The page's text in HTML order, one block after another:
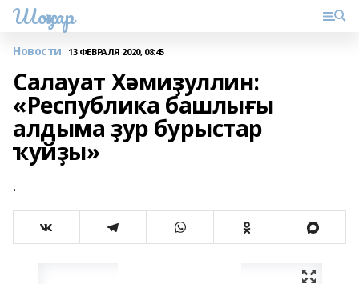
Шоңҡар
Новости 13 ФЕВРАЛЯ 2020, 08:45
Салауат Хәмиҙуллин:
«Республика башлығы
алдыма ҙур бурыстар
ҡуйҙы»
.